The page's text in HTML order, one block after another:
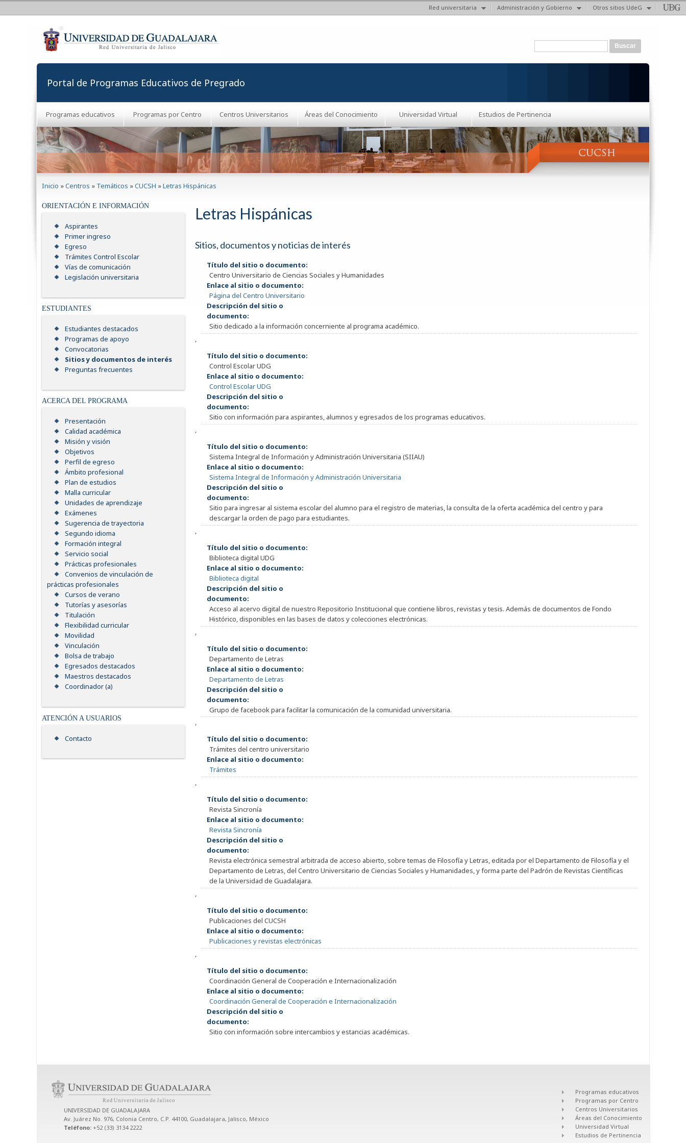
Red universitaria Administración y Gobierno Otros sitios UdeG
Formulario de búsqueda
Portal de Programas Educativos de Pregrado
Programas educativos Programas por Centro Centros Universitarios Áreas del Conocimiento Universidad Virtual Estudios de Pertinencia
Inicio »Centros » Temáticos »CUCSH »Letras Hispánicas
ORIENTACIÓN E INFORMACIÓN
Aspirantes
Primer ingreso
Egreso
Trámites Control Escolar
Vías de comunicación
Legislación universitaria
ESTUDIANTES
Estudiantes destacados
Programas de apoyo
Convocatorias
Sitios y documentos de interés
Preguntas frecuentes
ACERCA DEL PROGRAMA
Presentación
Calidad académica
Misión y visión
Objetivos
Perfil de egreso
Ámbito profesional
Plan de estudios
Malla curricular
Unidades de aprendizaje
Exámenes
Sugerencia de trayectoria
Segundo idioma
Formación integral
Servicio social
Prácticas profesionales
Convenios de vinculación de
prácticas profesionales
Cursos de verano
Tutorías y asesorías
Titulación
Flexibilidad curricular
Movilidad
Vinculación
Bolsa de trabajo
Egresados destacados
Maestros destacados
Coordinador (a)
ATENCIÓN A USUARIOS
Contacto
Letras Hispánicas
Sitios, documentos y noticias de interés
Título del sitio o documento:
Centro Universitario de Ciencias Sociales y Humanidades
Enlace al sitio o documento:
Página del Centro Universitario
Descripción del sitio o
documento:
Sitio dedicado a la información concerniente al programa académico.
,
Título del sitio o documento:
Control Escolar UDG
Enlace al sitio o documento:
Control Escolar UDG
Descripción del sitio o
documento:
Sitio con información para aspirantes, alumnos y egresados de los programas educativos.
,
Título del sitio o documento:
Sistema Integral de Información y Administración Universitaria (SIIAU)
Enlace al sitio o documento:
Sistema Integral de Información y Administración Universitaria
Descripción del sitio o
documento:
Sitio para ingresar al sistema escolar del alumno para el registro de materias, la consulta de la oferta académica del centro y para
descargar la orden de pago para estudiantes.
,
Título del sitio o documento:
Biblioteca digital UDG
Enlace al sitio o documento:
Biblioteca digital
Descripción del sitio o
documento:
Acceso al acervo digital de nuestro Repositorio Institucional que contiene libros, revistas y tesis. Además de documentos de Fondo
Histórico, disponibles en las bases de datos y colecciones electrónicas.
Título del sitio o documento:
Departamento de Letras
Enlace al sitio o documento:
Departamento de Letras
Descripción del sitio o
documento:
Grupo de facebook para facilitar la comunicación de la comunidad universitaria.
,
Título del sitio o documento:
Trámites del centro universitario
Enlace al sitio o documento:
Trámites
,
Título del sitio o documento:
Revista Sincronía
Enlace al sitio o documento:
Revista Sincronía
Descripción del sitio o
documento:
Revista electrónica semestral arbitrada de acceso abierto, sobre temas de Filosofía y Letras, editada por el Departamento de Filosofía y el
Departamento de Letras, del Centro Universitario de Ciencias Sociales y Humanidades, y forma parte del Padrón de Revistas Científicas
de la Universidad de Guadalajara.
,
Título del sitio o documento:
Publicaciones del CUCSH
Enlace al sitio o documento:
Publicaciones y revistas electrónicas
,
Título del sitio o documento:
Coordinación General de Cooperación e Internacionalización
Enlace al sitio o documento:
Coordinación General de Cooperación e Internacionalización
Descripción del sitio o
documento:
Sitio con información sobre intercambios y estancias académicas.
UNIVERSIDAD DE GUADALAJARA
Av. Juárez No. 976, Colonia Centro, C.P. 44100, Guadalajara, Jalisco, México
Teléfono: +52 (33) 3134 2222
Programas educativos
Programas por Centro
Centros Universitarios
Áreas del Conocimiento
Universidad Virtual
Estudios de Pertinencia